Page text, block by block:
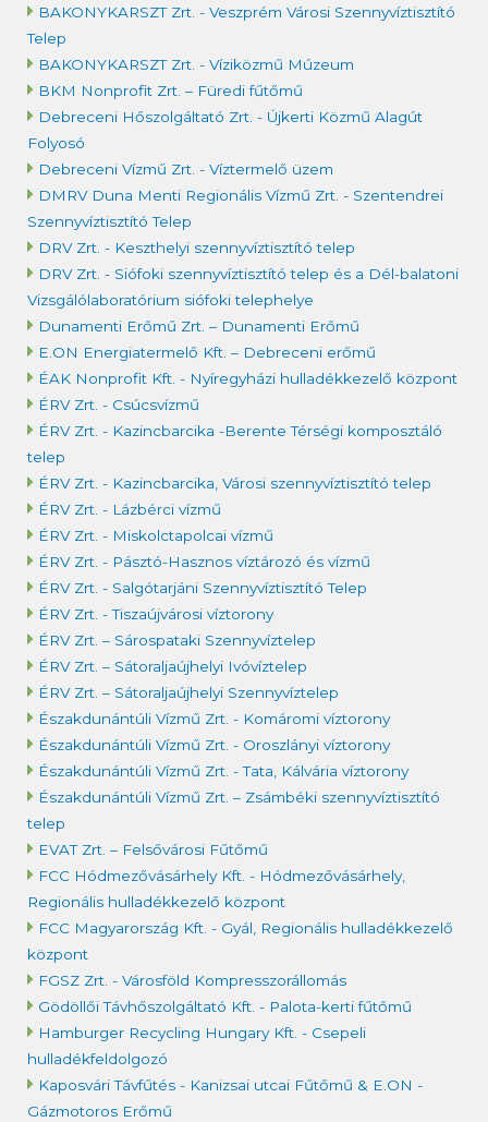
BAKONYKARSZT Zrt. - Veszprém Városi Szennyvíztisztító
Telep
BAKONYKARSZT Zrt. - Víziközmű Múzeum
BKM Nonprofit Zrt. – Füredi fűtőmű
Debreceni Hőszolgáltató Zrt. - Újkerti Közmű Alagút
Folyosó
Debreceni Vízmű Zrt. - Víztermelő üzem
DMRV Duna Menti Regionális Vízmű Zrt. - Szentendrei
Szennyvíztisztító Telep
DRV Zrt. - Keszthelyi szennyvíztisztító telep
DRV Zrt. - Siófoki szennyvíztisztító telep és a Dél-balatoni
Vizsgálólaboratórium siófoki telephelye
Dunamenti Erőmű Zrt. – Dunamenti Erőmű
E.ON Energiatermelő Kft. – Debreceni erőmű
ÉAK Nonprofit Kft. - Nyíregyházi hulladékkezelő központ
ÉRV Zrt. - Csúcsvízmű
ÉRV Zrt. - Kazincbarcika -Berente Térségi komposztáló
telep
ÉRV Zrt. - Kazincbarcika, Városi szennyvíztisztító telep
ÉRV Zrt. - Lázbérci vízmű
ÉRV Zrt. - Miskolctapolcai vízmű
ÉRV Zrt. - Pásztó-Hasznos víztározó és vízmű
ÉRV Zrt. - Salgótarjáni Szennyvíztisztító Telep
ÉRV Zrt. - Tiszaújvárosi víztorony
ÉRV Zrt. – Sárospataki Szennyvíztelep
ÉRV Zrt. – Sátoraljaújhelyi Ivóvíztelep
ÉRV Zrt. – Sátoraljaújhelyi Szennyvíztelep
Északdunántúli Vízmű Zrt. - Komáromi víztorony
Északdunántúli Vízmű Zrt. - Oroszlányi víztorony
Északdunántúli Vízmű Zrt. - Tata, Kálvária víztorony
Északdunántúli Vízmű Zrt. – Zsámbéki szennyvíztisztító
telep
EVAT Zrt. – Felsővárosi Fűtőmű
FCC Hódmezővásárhely Kft. - Hódmezővásárhely,
Regionális hulladékkezelő központ
FCC Magyarország Kft. - Gyál, Regionális hulladékkezelő
központ
FGSZ Zrt. - Városföld Kompresszorállomás
Gödöllői Távhőszolgáltató Kft. - Palota-kerti fűtőmű
Hamburger Recycling Hungary Kft. - Csepeli
hulladékfeldolgozó
Kaposvári Távfűtés - Kanizsai utcai Fűtőmű & E.ON -
Gázmotoros Erőmű